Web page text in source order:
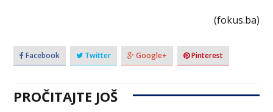
(fokus.ba)
Facebook Twitter Google+ Pinterest
PROČITAJTE JOŠ